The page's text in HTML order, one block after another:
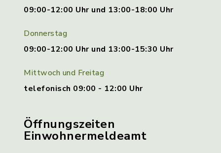
09:00-12:00 Uhr und 13:00-18:00 Uhr
Donnerstag
09:00-12:00 Uhr und 13:00-15:30 Uhr
Mittwoch und Freitag
telefonisch 09:00 - 12:00 Uhr
Öffnungszeiten
Einwohnermeldeamt